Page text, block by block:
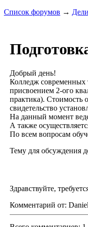
Список форумов →
Добрый день!
Колледж современных
присвоением 2-ого
практика). Стоимость
свидетельство
На данный момент
А также
По всем вопросам
Тему для обсуждения
Здравствуйте,
Комментарий от: